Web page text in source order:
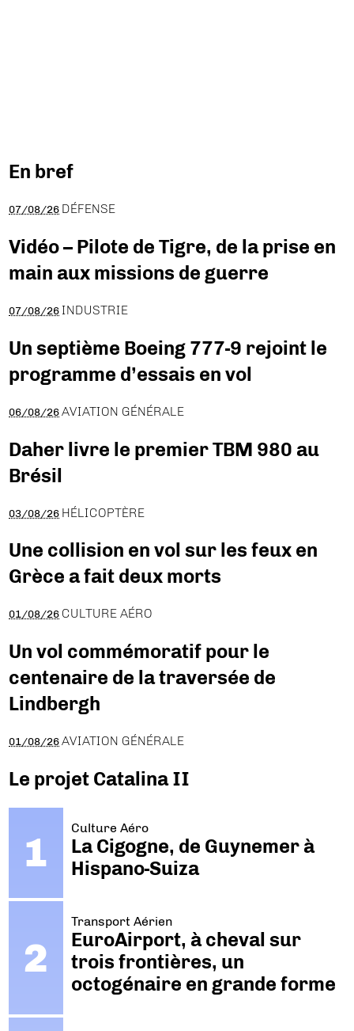
En bref
07/08/26 DÉFENSE
Vidéo – Pilote de Tigre, de la prise en
main aux missions de guerre
07/08/26 INDUSTRIE
Un septième Boeing 777-9 rejoint le
programme d’essais en vol
06/08/26 AVIATION GÉNÉRALE
Daher livre le premier TBM 980 au
Brésil
03/08/26 HÉLICOPTÈRE
Une collision en vol sur les feux en
Grèce a fait deux morts
01/08/26 CULTURE AÉRO
Un vol commémoratif pour le
centenaire de la traversée de
Lindbergh
01/08/26 AVIATION GÉNÉRALE
Le projet Catalina II
Culture Aéro
La Cigogne, de Guynemer à
Hispano-Suiza
Transport Aérien
EuroAirport, à cheval sur
trois frontières, un
octogénaire en grande forme